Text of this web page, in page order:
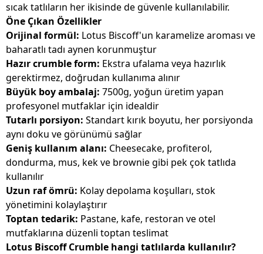
sıcak tatlıların her ikisinde de güvenle kullanılabilir.
Öne Çıkan Özellikler
Orijinal formül: Lotus Biscoff'un karamelize aroması ve
baharatlı tadı aynen korunmuştur
Hazır crumble form: Ekstra ufalama veya hazırlık
gerektirmez, doğrudan kullanıma alınır
Büyük boy ambalaj: 7500g, yoğun üretim yapan
profesyonel mutfaklar için idealdir
Tutarlı porsiyon: Standart kırık boyutu, her porsiyonda
aynı doku ve görünümü sağlar
Geniş kullanım alanı: Cheesecake, profiterol,
dondurma, mus, kek ve brownie gibi pek çok tatlıda
kullanılır
Uzun raf ömrü: Kolay depolama koşulları, stok
yönetimini kolaylaştırır
Toptan tedarik: Pastane, kafe, restoran ve otel
mutfaklarına düzenli toptan teslimat
Lotus Biscoff Crumble hangi tatlılarda kullanılır?